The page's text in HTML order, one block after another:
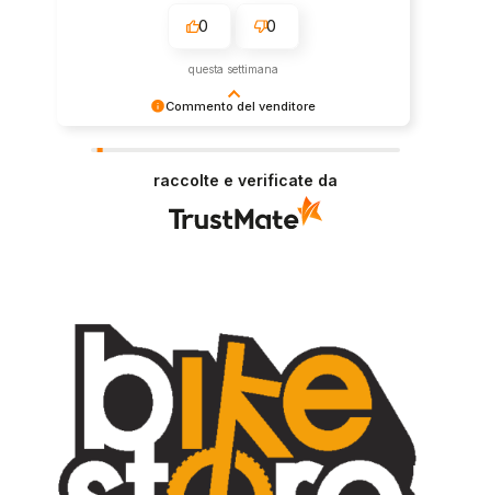
Commento del venditore
fornire il servizio giusto a clienti così fantastici.
0 0
questa settimana
raccolte e verificate da